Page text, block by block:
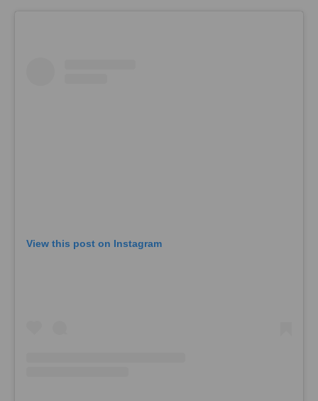
View this post on Instagram